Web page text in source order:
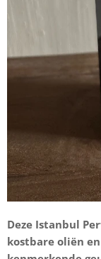
Deze Istanbul
kostbare oliën